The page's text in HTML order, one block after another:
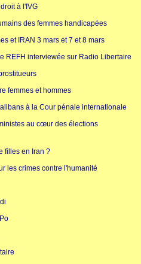
à l'IVG
des femmes handicapées
et IRAN 3 mars et 7 et 8 mars
REFH interviewée sur Radio Libertaire
femmes et hommes
à la Cour pénale internationale
au cœur des élections
filles en Iran ?
les crimes contre l'humanité